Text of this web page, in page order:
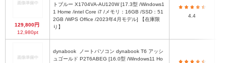
129,800円
12,980pt
トブルー X1704VA-AU120W [17.3型 /Windows1
1 Home /intel Core i7 /メモリ：16GB /SSD：51
2GB /WPS Office /2023年4月モデル] 【在庫限
り】
4.4
dynabook
ュゴールド P2T6ABEG [16.0型 /Windows11 Ho